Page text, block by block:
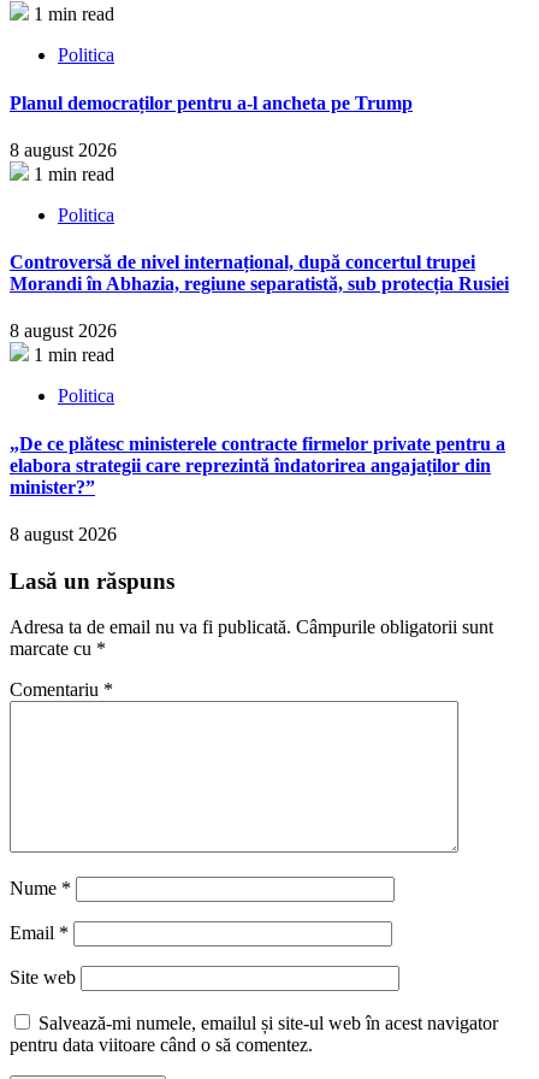
1 min read
Politica
Planul democraților pentru a-l ancheta pe Trump
8 august 2026
1 min read
Politica
Controversă de nivel internațional, după concertul trupei
Morandi în Abhazia, regiune separatistă, sub protecția Rusiei
8 august 2026
1 min read
Politica
„De ce plătesc ministerele contracte firmelor private pentru a
elabora strategii care reprezintă îndatorirea angajaților din
minister?”
8 august 2026
Lasă un răspuns
Adresa ta de email nu va fi publicată. Câmpurile obligatorii sunt
marcate cu *
Comentariu *
Nume *
Email *
Site web
Salvează-mi numele, emailul și site-ul web în acest navigator
pentru data viitoare când o să comentez.